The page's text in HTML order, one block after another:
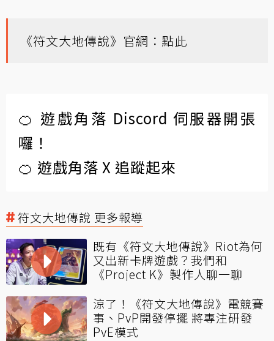
《符文大地傳說》官網： 點此
🍊 遊戲角落 Discord 伺服器開張
囉！
🍊 遊戲角落 X 追蹤起來
符文大地傳說 更多報導
既有《符文大地傳說》Riot為何
又出新卡牌遊戲？我們和
《Project K》製作人聊一聊
涼了！《符文大地傳說》電競賽
事、PvP開發停擺 將專注研發
PvE模式